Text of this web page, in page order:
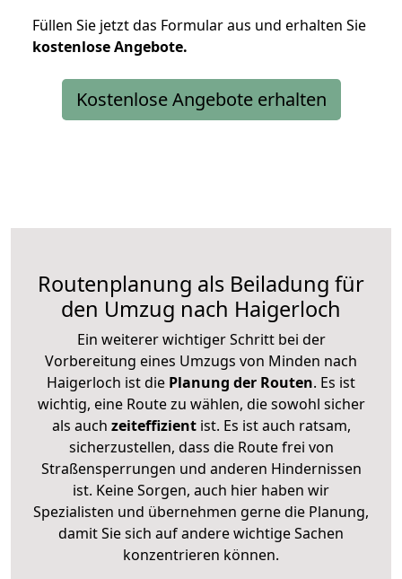
Füllen Sie jetzt das Formular aus und erhalten Sie
kostenloseAngebote.
Kostenlose Angebote erhalten
Routenplanung als Beiladung für
den Umzug nach Haigerloch
Ein weiterer wichtiger Schritt bei der
Vorbereitung eines Umzugs von Minden nach
Haigerloch ist die Planung der Routen. Es ist
wichtig, eine Route zu wählen, die sowohl sicher
als auch zeiteffizientist. Es ist auch ratsam,
sicherzustellen, dass die Route frei von
Straßensperrungen und anderen Hindernissen
ist. Keine Sorgen, auch hier haben wir
Spezialisten und übernehmen gerne die Planung,
damit Sie sich auf andere wichtige Sachen
konzentrieren können.